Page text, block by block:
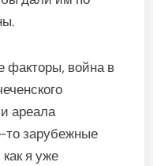
факторы, война в
ареала
то зарубежные
я уже